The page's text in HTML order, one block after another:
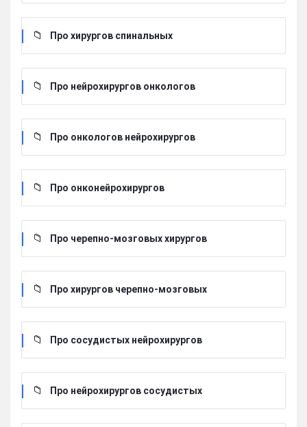
Про хирургов cпинальных
Про нейрохирургов онкологов
Про онкологов нейрохирургов
Про онконейрохирургов
Про черепно-мозговых хирургов
Про хирургов черепно-мозговых
Про сосудистых нейрохирургов
Про нейрохирургов сосудистых